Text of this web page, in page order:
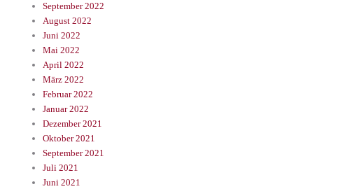
September 2022
August 2022
Juni 2022
Mai 2022
April 2022
März 2022
Februar 2022
Januar 2022
Dezember 2021
Oktober 2021
September 2021
Juli 2021
Juni 2021